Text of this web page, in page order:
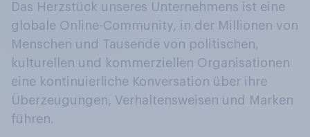
Das Herzstück unseres Unternehmens ist eine
globale Online-Community, in der Millionen von
Menschen und Tausende von politischen,
kulturellen und kommerziellen Organisationen
eine kontinuierliche Konversation über ihre
Überzeugungen, Verhaltensweisen und Marken
führen.